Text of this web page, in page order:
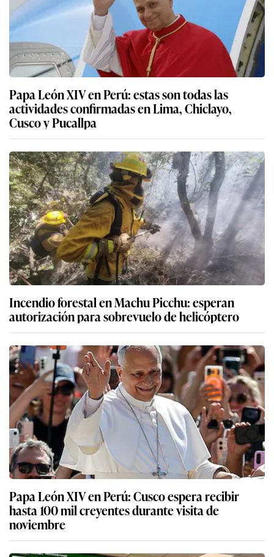
Papa León XIV en Perú: estas son todas las
actividades confirmadas en Lima, Chiclayo,
Cusco y Pucallpa
Incendio forestal en Machu Picchu: esperan
autorización para sobrevuelo de helicóptero
Papa León XIV en Perú: Cusco espera recibir
hasta 100 mil creyentes durante visita de
noviembre